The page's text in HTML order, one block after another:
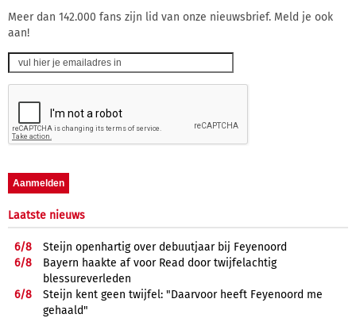
Meer dan 142.000 fans zijn lid van onze nieuwsbrief. Meld je ook
aan!
Laatste nieuws
6/8
Steijn openhartig over debuutjaar bij Feyenoord
6/8
Bayern haakte af voor Read door twijfelachtig
blessureverleden
6/8
Steijn kent geen twijfel: "Daarvoor heeft Feyenoord me
gehaald"